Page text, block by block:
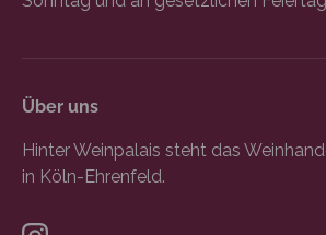
Über uns
Hinter Weinpalais steht das
in Köln-Ehrenfeld.